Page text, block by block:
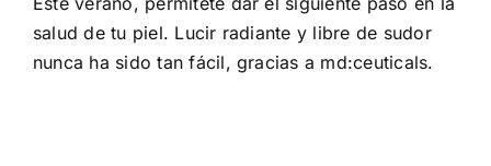
salud de tu piel. Lucir radiante y libre de sudor
nunca ha sido tan fácil, gracias a md:ceuticals.